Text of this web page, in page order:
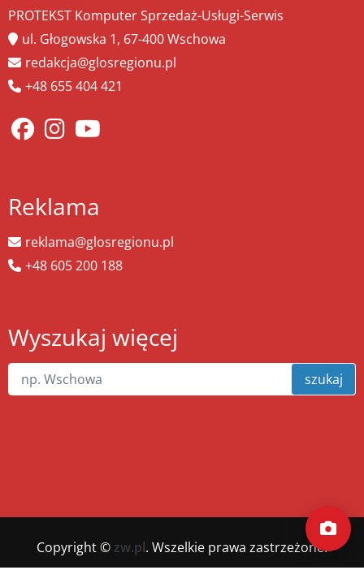
PROTEKST Komputer Sprzedaż-Usługi-Serwis
ul. Głogowska 1, 67-400 Wschowa
redakcja@glosregionu.pl
+48 655 404 421
Reklama
reklama@glosregionu.pl
+48 605 200 188
Wyszukaj więcej
szukaj
Copyright © zw.pl. Wszelkie prawa zastrzeżone.